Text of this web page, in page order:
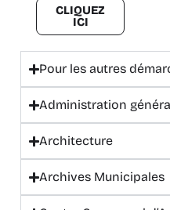
CLIQUEZ
ICI
Pour les autres
Administration
Architecture
Archives Municipales